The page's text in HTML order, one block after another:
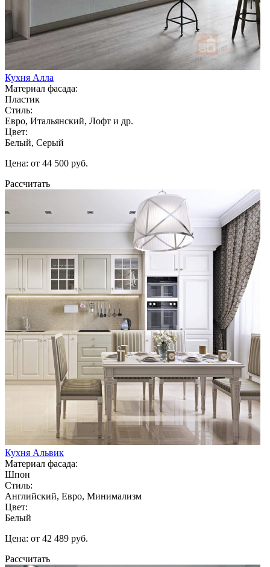
Кухня Алла
Материал фасада:
Пластик
Стиль:
Евро, Итальянский, Лофт и др.
Цвет:
Белый, Серый
Цена: от 44 500 руб.
Рассчитать
Кухня Альвик
Материал фасада:
Шпон
Стиль:
Английский, Евро, Минимализм
Цвет:
Белый
Цена: от 42 489 руб.
Рассчитать